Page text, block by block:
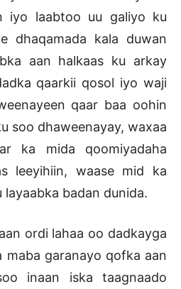
iyo laabtoo uu galiyo ku
dhaqamada kala duwan
aan halkaas ku arkay
qaarkii qosol iyo waji
qaar baa oohin
soo dhaweenayay, waxaa
ka mida qoomiyadaha
leeyihiin, waase mid ka
layaabka badan dunida.
ordi lahaa oo dadkayga
maba garanayo qofka aan
inaan iska taagnaado